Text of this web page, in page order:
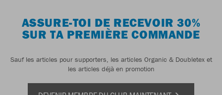
ASSURE-TOI DE RECEVOIR 30%
SUR TA PREMIÈRE COMMANDE
Sauf les articles pour supporters, les articles Organic & Doubletex et
les articles déjà en promotion